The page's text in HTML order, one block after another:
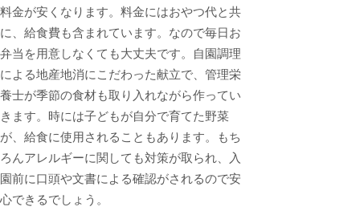
料金が安くなります。料金にはおやつ代と共
に、給食費も含まれています。なので毎日お
弁当を用意しなくても大丈夫です。自園調理
による地産地消にこだわった献立で、管理栄
養士が季節の食材も取り入れながら作ってい
きます。時には子どもが自分で育てた野菜
が、給食に使用されることもあります。もち
ろんアレルギーに関しても対策が取られ、入
園前に口頭や文書による確認がされるので安
心できるでしょう。